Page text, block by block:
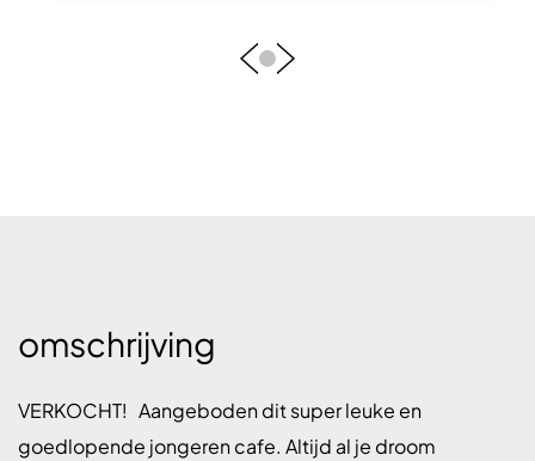
omschrijving
VERKOCHT! Aangeboden dit super leuke en
goedlopende jongeren cafe. Altijd al je droom